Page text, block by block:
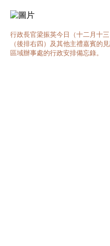
行政長官梁振英今日（十二月十
（後排右四）及其他主禮嘉賓的
區域辦事處的行政安排備忘錄。